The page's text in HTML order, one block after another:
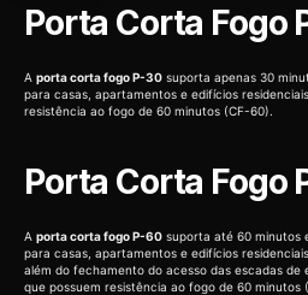
Porta Corta Fogo
A porta corta fogo P-30 suporta apenas 30
para casas, apartamentos e edifícios
resistência ao fogo de 60 minutos (CF-60).
Porta Corta Fogo
A porta corta fogo P-60 suporta até 60 minutos
para casas, apartamentos e edifícios
além do fechamento do acesso das escadas de
que possuem resistência ao fogo de 60 minutos